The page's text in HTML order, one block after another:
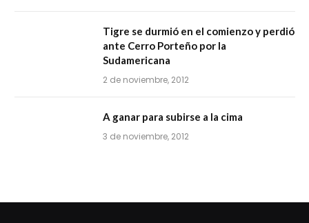
Tigre se durmió en el comienzo y perdió
ante Cerro Porteño por la
Sudamericana
2 de noviembre, 2012
A ganar para subirse a la cima
3 de noviembre, 2012